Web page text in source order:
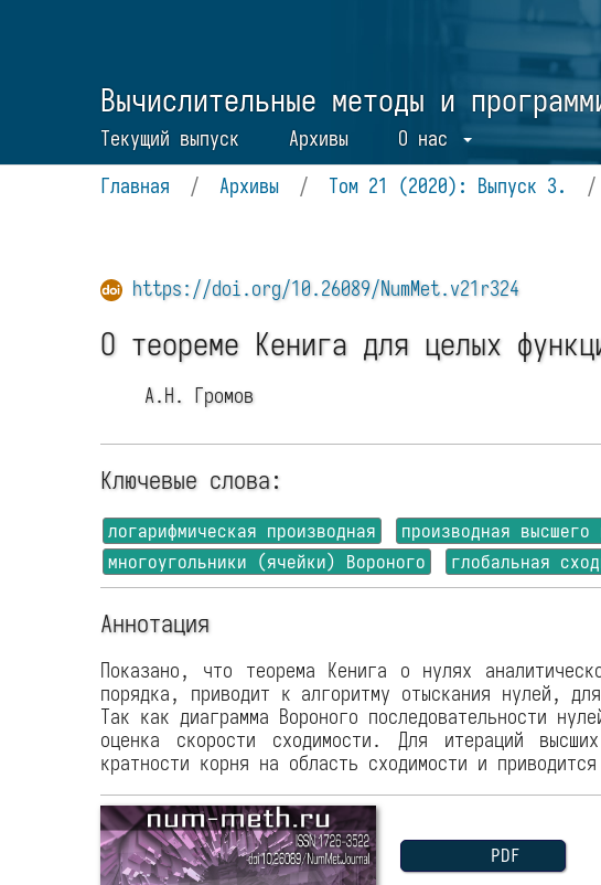
Вычислительные методы и
Текущий выпуск Архивы О нас
Главная / Архивы / Том 21 (2020): Выпуск 3. /
https://doi.org/10.26089/NumMet.v21r324
О теореме Кенига для целых
А.Н. Громов
Ключевые слова:
логарифмическая производная производная высшего
многоугольники (ячейки) Вороного
глобальная
Аннотация
Показано, что теорема Кенига о нулях
порядка, приводит к алгоритму отыскания нулей,
Так как диаграмма Вороного последовательности
оценка скорости сходимости. Для итераций
кратности корня на область сходимости и
PDF